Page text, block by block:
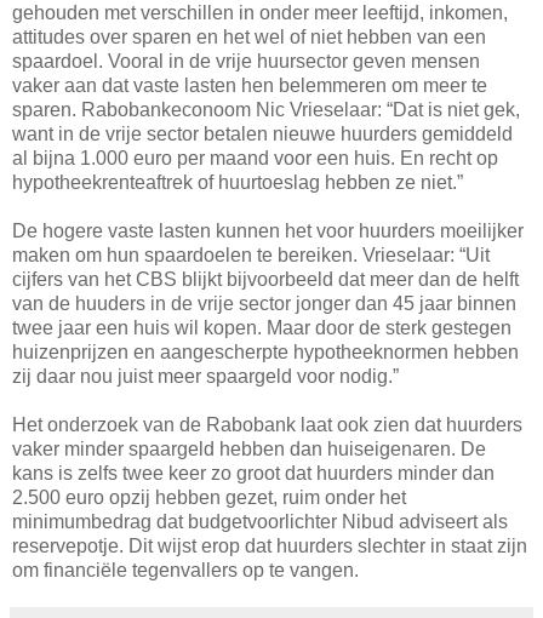
gehouden met verschillen in onder meer leeftijd, inkomen,
attitudes over sparen en het wel of niet hebben van een
spaardoel. Vooral in de vrije huursector geven mensen
vaker aan dat vaste lasten hen belemmeren om meer te
sparen. Rabobankeconoom Nic Vrieselaar: “Dat is niet gek,
want in de vrije sector betalen nieuwe huurders gemiddeld
al bijna 1.000 euro per maand voor een huis. En recht op
hypotheekrenteaftrek of huurtoeslag hebben ze niet.”
De hogere vaste lasten kunnen het voor huurders moeilijker
maken om hun spaardoelen te bereiken. Vrieselaar: “Uit
cijfers van het CBS blijkt bijvoorbeeld dat meer dan de helft
van de huuders in de vrije sector jonger dan 45 jaar binnen
twee jaar een huis wil kopen. Maar door de sterk gestegen
huizenprijzen en aangescherpte hypotheeknormen hebben
zij daar nou juist meer spaargeld voor nodig.”
Het onderzoek van de Rabobank laat ook zien dat huurders
vaker minder spaargeld hebben dan huiseigenaren. De
kans is zelfs twee keer zo groot dat huurders minder dan
2.500 euro opzij hebben gezet, ruim onder het
minimumbedrag dat budgetvoorlichter Nibud adviseert als
reservepotje. Dit wijst erop dat huurders slechter in staat zijn
om financiële tegenvallers op te vangen.